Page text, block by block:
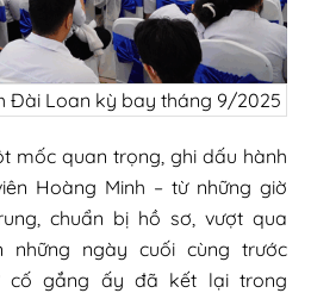
Đài Loan kỳ bay tháng 9/2025
mốc quan trọng, ghi dấu hành
Hoàng Minh – từ những giờ
chuẩn bị hồ sơ, vượt qua
những ngày cuối cùng trước
cố gắng ấy đã kết lại trong